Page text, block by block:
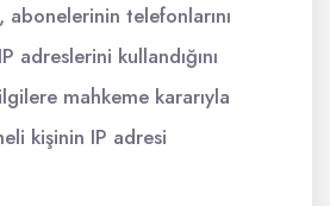
telefonlarını
adreslerini kullandığını
mahkeme kararıyla
kişinin IP adresi